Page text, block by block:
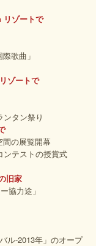
リゾートで
曲」
ゾートで
ン祭り
展覧開幕
ストの授賞式
旧家
力途」
年」のオープ